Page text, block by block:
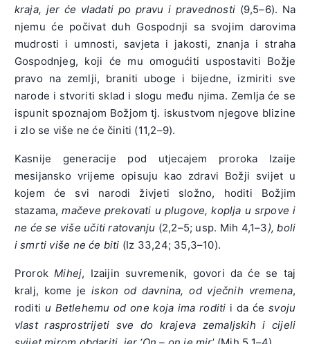
kraja, jer će vladati po pravu i pravednosti (9,5–6). Na
njemu će počivat duh Gospodnji sa svojim darovima
mudrosti i umnosti, savjeta i jakosti, znanja i straha
Gospodnjeg, koji će mu omogućiti uspostaviti Božje
pravo na zemlji, braniti uboge i bijedne, izmiriti sve
narode i stvoriti sklad i slogu među njima. Zemlja će se
ispunit spoznajom Božjom tj. iskustvom njegove blizine
i zlo se više ne će činiti (11,2–9).
Kasnije generacije pod utjecajem proroka Izaije
mesijansko vrijeme opisuju kao zdravi Božji svijet u
kojem će svi narodi živjeti složno, hoditi Božjim
stazama,mačeve prekovati u plugove, koplja u srpove i
ne će se više učiti ratovanju (2,2–5; usp. Mih 4,1–3), boli
i smrti više ne će biti (Iz 33,24; 35,3–10).
ProrokMihej, Izaijin suvremenik, govori da će se taj
kralj, kome jeiskon od davnina, od vječnih vremena,
roditi u Betlehemu od one koja ima roditi i da ćesvoju
vlast rasprostrijeti sve do krajeva zemaljskih i cijeli